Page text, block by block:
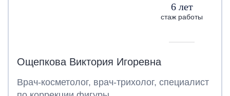
6 лет
стаж работы
Ощепкова Виктория Игоревна
Врач-косметолог, врач-трихолог, специалист